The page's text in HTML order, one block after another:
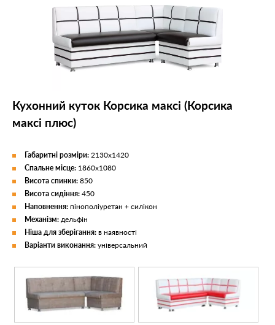
Кухонний куток Корсика максі (Корсика
максі плюс)
Габаритні розміри: 2130х1420
Спальне місце: 1860х1080
Висота спинки: 850
Висота сидіння: 450
Наповнення: пінополіуретан + силікон
Механізм: дельфін
Ніша для зберігання: в наявності
Варіанти виконання: універсальний